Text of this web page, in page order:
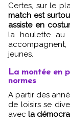
Certes, sur le
match est
assiste en
la houlette au
jeunes.
La montée en
normes
A partir des années soixante, changement de décor. L’offre
de loisirs se
avec la